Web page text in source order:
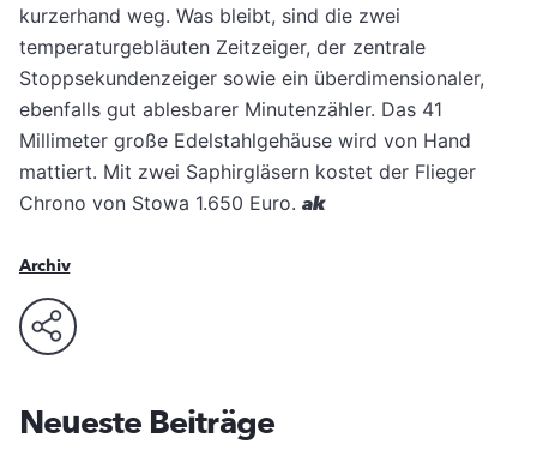
kurzerhand weg. Was bleibt, sind die zwei
temperaturgebläuten Zeitzeiger, der zentrale
Stoppsekundenzeiger sowie ein überdimensionaler,
ebenfalls gut ablesbarer Minutenzähler. Das 41
Millimeter große Edelstahlgehäuse wird von Hand
mattiert. Mit zwei Saphirgläsern kostet der Flieger
Chrono von Stowa 1.650 Euro. ak
Archiv
Neueste Beiträge